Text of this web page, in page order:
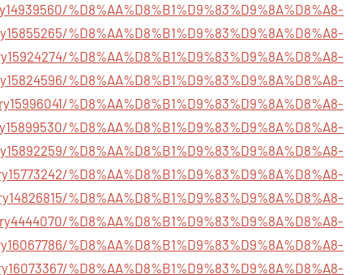
%D8%AA%D8%B1%D9%83%D9%8A%D8%A8-
%D8%AA%D8%B1%D9%83%D9%8A%D8%A8-
%D8%AA%D8%B1%D9%83%D9%8A%D8%A8-
%D8%AA%D8%B1%D9%83%D9%8A%D8%A8-
%D8%AA%D8%B1%D9%83%D9%8A%D8%A8-
%D8%AA%D8%B1%D9%83%D9%8A%D8%A8-
%D8%AA%D8%B1%D9%83%D9%8A%D8%A8-
%D8%AA%D8%B1%D9%83%D9%8A%D8%A8-
%D8%AA%D8%B1%D9%83%D9%8A%D8%A8-
%D8%AA%D8%B1%D9%83%D9%8A%D8%A8-
%D8%AA%D8%B1%D9%83%D9%8A%D8%A8-
%D8%AA%D8%B1%D9%83%D9%8A%D8%A8-